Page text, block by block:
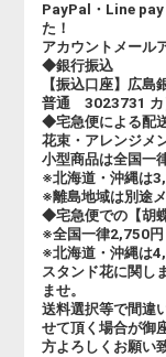
PayPal・Line pay
た！
アカウントメー
◆銀行振込
【振込口座】広
普通 3023731 カ
◆宅急便による配
花束・アレンジメ
小型商品は全国一
※北海道・沖縄は
※離島地域は別途
◆宅急便での【胡
※全国一律2,750円
※北海道・沖縄は
スタンド花に関し
ませ。
送料選択等で間違
せて頂く場合が御
方よろしくお願い